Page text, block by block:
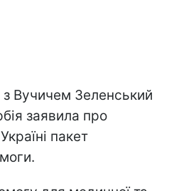
з Вучичем Зеленський
заявила про
пакет